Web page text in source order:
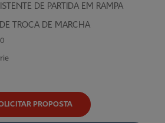
DE PARTIDA EM RAMPA
TROCA DE MARCHA
PROPOSTA